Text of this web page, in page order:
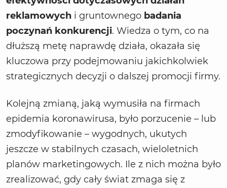
reklamowych i gruntownego badania
poczynań konkurencji. Wiedza o tym, co na
dłuższą metę naprawdę działa, okazała się
kluczowa przy podejmowaniu jakichkolwiek
strategicznych decyzji o dalszej promocji firmy.
Kolejną zmianą, jaką wymusiła na firmach
epidemia koronawirusa, było porzucenie – lub
zmodyfikowanie – wygodnych, ukutych
jeszcze w stabilnych czasach, wieloletnich
planów marketingowych. Ile z nich można było
zrealizować, gdy cały świat zmaga się z